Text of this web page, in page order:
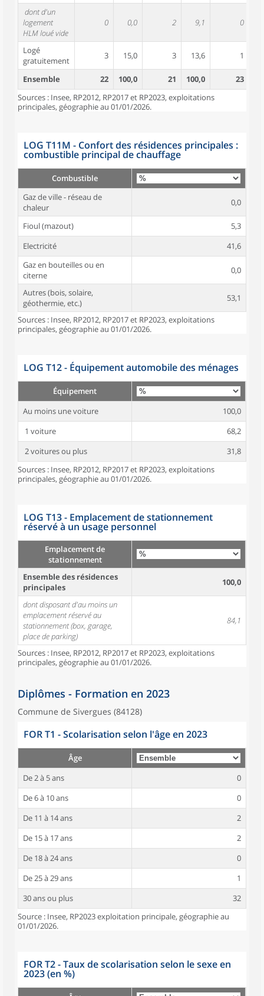
dont d'un
logement
HLM loué vide
0 0,0 2 9,1 0
Logé
gratuitement
3 15,0 3 13,6 1
Ensemble 22 100,0 21 100,0 23
Sources : Insee, RP2012, RP2017 et RP2023, exploitations
principales, géographie au 01/01/2026.
LOG T11M - Confort des résidences principales :
combustible principal de chauffage
Combustible
Gaz de ville - réseau de
chaleur
0,0
Fioul (mazout)
5,3
Electricité
41,6
Gaz en bouteilles ou en
citerne
0,0
Autres (bois, solaire,
géothermie, etc.)
53,1
Sources : Insee, RP2012, RP2017 et RP2023, exploitations
principales, géographie au 01/01/2026.
LOG T12 - Équipement automobile des ménages
Équipement
Au moins une voiture
100,0
1 voiture
68,2
2 voitures ou plus
31,8
Sources : Insee, RP2012, RP2017 et RP2023, exploitations
principales, géographie au 01/01/2026.
LOG T13 - Emplacement de stationnement
réservé à un usage personnel
Emplacement de
stationnement
Ensemble des résidences
principales
100,0
dont disposant d'au moins un
emplacement réservé au
stationnement (box, garage,
place de parking)
84,1
Sources : Insee, RP2012, RP2017 et RP2023, exploitations
principales, géographie au 01/01/2026.
Diplômes - Formation en 2023
Commune de Sivergues (84128)
FOR T1 - Scolarisation selon l'âge en 2023
Âge
De 2 à 5 ans
0
De 6 à 10 ans
0
De 11 à 14 ans
2
De 15 à 17 ans
2
De 18 à 24 ans
0
De 25 à 29 ans
1
30 ans ou plus
32
Source : Insee, RP2023 exploitation principale, géographie au
01/01/2026.
FOR T2 - Taux de scolarisation selon le sexe en
2023 (en %)